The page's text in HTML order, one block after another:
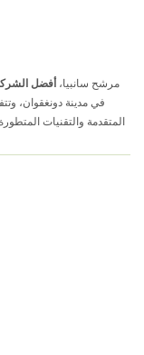
مرشح سانبيا، أفضل
في مدينة دونغقوان،
المتقدمة والتقنيات